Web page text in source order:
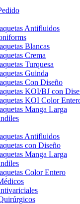
Antifluidos
Blancas
Crema
Turquesa
Guinda
Con Diseño
KOI/BJ con
KOI Color
Manga Larga
Antifluidos
con Diseño
Manga Larga
Color Entero